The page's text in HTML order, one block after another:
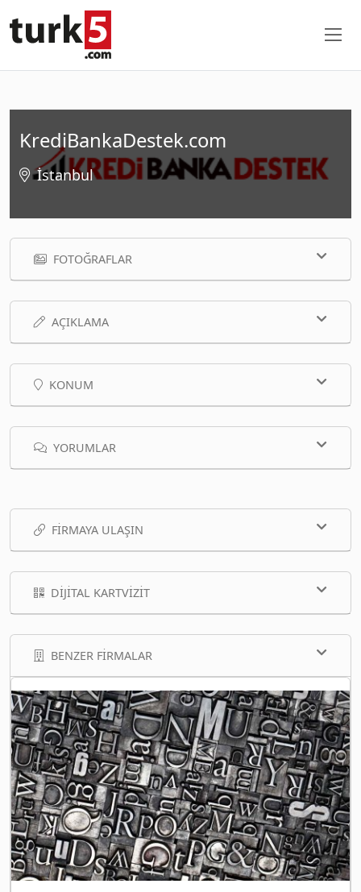
KrediBankaDestek.com
İstanbul
FOTOĞRAFLAR
AÇIKLAMA
KONUM
YORUMLAR
FIRMAYA ULAŞIN
DIJITAL KARTVIZIT
BENZER FIRMALAR